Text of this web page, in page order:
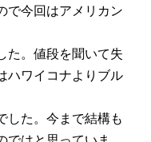
で今回はアメリカン
た。値段を聞いて失
ハワイコナよりブル
した。今まで結構も